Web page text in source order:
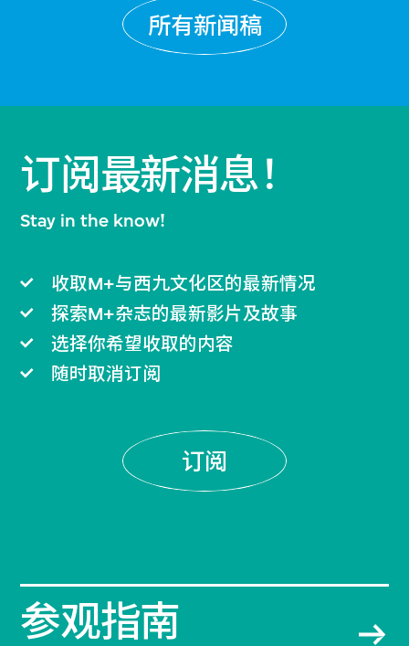
所有新闻稿
订阅最新消息！
Stay in the know!
收取M+与西九文化区的最新情况
探索M+杂志的最新影片及故事
选择你希望收取的内容
随时取消订阅
订阅
参观指南